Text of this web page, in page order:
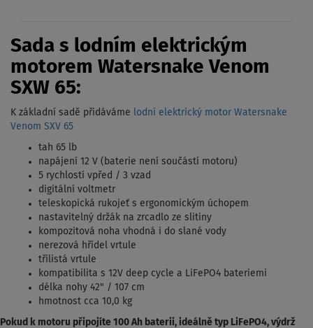
Sada s lodním elektrickým
motorem Watersnake Venom
SXW 65:
K základní sadě přidáváme lodní elektrický motor Watersnake
Venom SXV 65
tah 65 lb
napájení 12 V (baterie není součástí motoru)
5 rychlostí vpřed / 3 vzad
digitální voltmetr
teleskopická rukojeť s ergonomickým úchopem
nastavitelný držák na zrcadlo ze slitiny
kompozitová noha vhodná i do slané vody
nerezová hřídel vrtule
třílistá vrtule
kompatibilita s 12V deep cycle a LiFePO4 bateriemi
délka nohy 42" / 107 cm
hmotnost cca 10,0 kg
Pokud k motoru připojíte 100 Ah baterii, ideálně typ LiFePO4, výdrž